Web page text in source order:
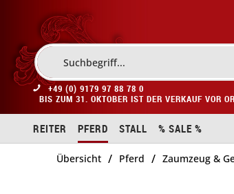
+49 (0) 9179 97 88 78 0
BIS ZUM 31. OKTOBER IST DER VERKAUF VOR
REITER PFERD STALL % SALE %
Übersicht / Pferd / Zaumzeug &